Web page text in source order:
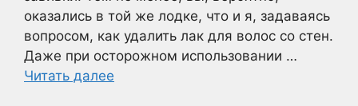
оказались в той же лодке, что и я, задаваясь
вопросом, как удалить лак для волос со стен.
Даже при осторожном использовании …
Читать далее